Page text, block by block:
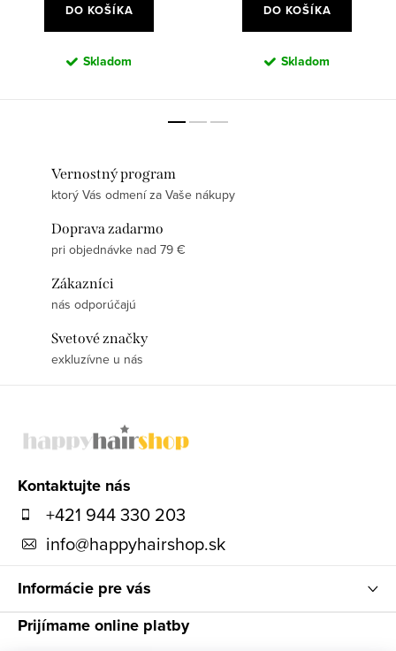
DO KOŠÍKA
Skladom
DO KOŠÍKA
Skladom
Vernostný program
ktorý Vás odmení za Vaše nákupy
Doprava zadarmo
pri objednávke nad 79 €
Zákazníci
nás odporúčajú
Svetové značky
exkluzívne u nás
Kontaktujte nás
+421 944 330 203
info@happyhairshop.sk
Informácie pre vás
Prijímame online platby